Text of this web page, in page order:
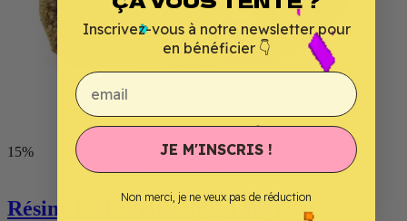
15%
Résine CBD Pollen (5g à 40g)
Inscrivez-vous à notre newsletter pour
en bénéficier 👇
email
JE M'INSCRIS !
Non merci, je ne veux pas de réduction